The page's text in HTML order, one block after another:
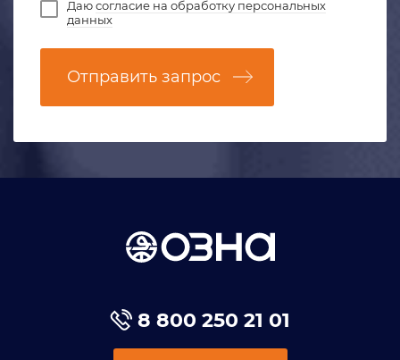
Даюсогласие на обработку персональных
данных
Отправить запрос
8 800 250 21 01